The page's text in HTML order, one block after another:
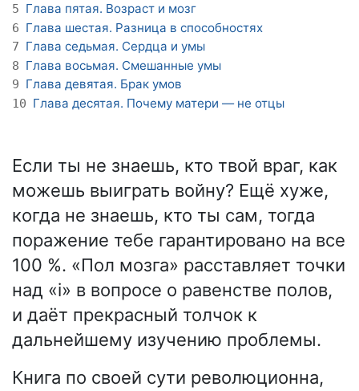
5 Глава пятая. Возраст и мозг
6 Глава шестая. Разница в способностях
7 Глава седьмая. Сердца и умы
8 Глава восьмая. Смешанные умы
9 Глава девятая. Брак умов
10 Глава десятая. Почему матери — не отцы
Если ты не знаешь, кто твой враг, как
можешь выиграть войну? Ещё хуже,
когда не знаешь, кто ты сам, тогда
поражение тебе гарантировано на все
100 %. «Пол мозга» расставляет точки
над «i» в вопросе о равенстве полов,
и даёт прекрасный толчок к
дальнейшему изучению проблемы.
Книга по своей сути революционна,